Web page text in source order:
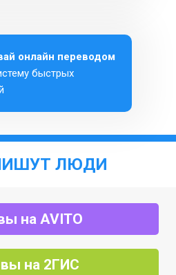
онлайн переводом
быстрых
ЛЮДИ
на AVITO
на 2ГИС